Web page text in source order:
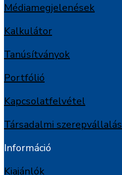
Médiamegjelenések
Kalkulátor
Tanúsítványok
Portfólió
Kapcsolatfelvétel
Társadalmi szerepvállalás
Információ
Kiajánlók